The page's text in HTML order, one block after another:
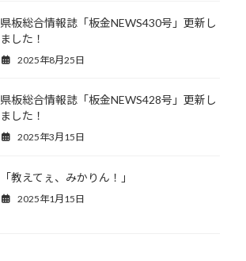
県板総合情報誌「板金NEWS430号」更新し
ました！
2025年8月25日
県板総合情報誌「板金NEWS428号」更新し
ました！
2025年3月15日
「教えてぇ、みかりん！」
2025年1月15日